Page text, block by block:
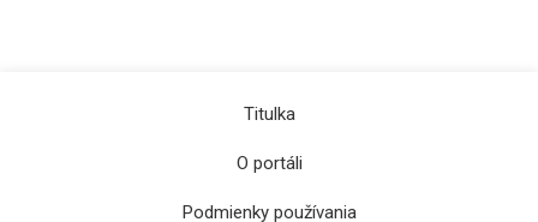
Titulka
O portáli
Podmienky používania